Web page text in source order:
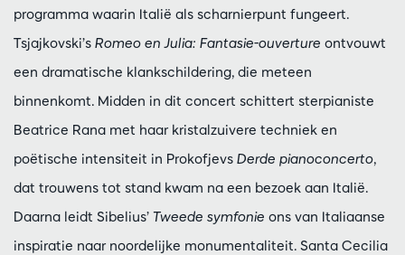
programma waarin Italië als scharnierpunt fungeert.
Tsjajkovski’s Romeo en Julia: Fantasie-ouverture ontvouwt
een dramatische klankschildering, die meteen
binnenkomt. Midden in dit concert schittert sterpianiste
Beatrice Rana met haar kristalzuivere techniek en
poëtische intensiteit in Prokofjevs Derde pianoconcerto,
dat trouwens tot stand kwam na een bezoek aan Italië.
Daarna leidt Sibelius’ Tweede symfonie ons van Italiaanse
inspiratie naar noordelijke monumentaliteit. Santa Cecilia